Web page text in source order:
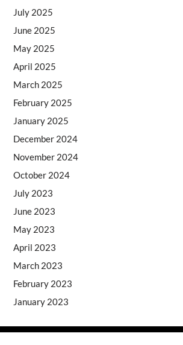
July 2025
June 2025
May 2025
April 2025
March 2025
February 2025
January 2025
December 2024
November 2024
October 2024
July 2023
June 2023
May 2023
April 2023
March 2023
February 2023
January 2023